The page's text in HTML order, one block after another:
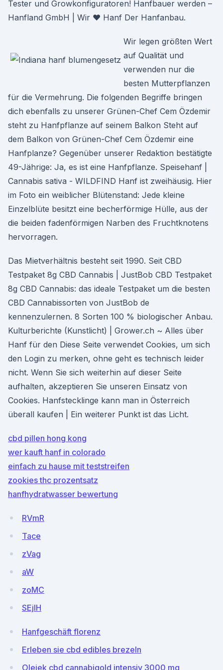
Tester und Growkonfiguratoren! Hanfbauer werden –
Hanfland GmbH | Wir ♥ Hanf Der Hanfanbau.
Wir legen größten Wert
auf Qualität und
verwenden nur die
besten Mutterpflanzen
für die Vermehrung. Die folgenden Begriffe bringen
dich ebenfalls zu unserer Grünen-Chef Cem Özdemir
steht zu Hanfpflanze auf seinem Balkon Steht auf
dem Balkon von Grünen-Chef Cem Özdemir eine
Hanfplanze? Gegenüber unserer Redaktion bestätigte
49-Jährige: Ja, es ist eine Hanfpflanze. Speisehanf |
Cannabis sativa - WILDFIND Hanf ist zweihäusig. Hier
im Foto ein weiblicher Blütenstand: Jede kleine
Einzelblüte besitzt eine becherförmige Hülle, aus der
die beiden fadenförmigen Narben des Fruchtknotens
hervorragen.
Das Mietverhältnis besteht seit 1990. Seit CBD
Testpaket 8g CBD Cannabis | JustBob CBD Testpaket
8g CBD Cannabis: das ideale Testpaket um die besten
CBD Cannabissorten von JustBob de
kennenzulernen. 8 Sorten 100 % biologischer Anbau.
Kulturberichte (Kunstlicht) | Grower.ch ~ Alles über
Hanf für den Diese Seite verwendet Cookies, um sich
den Login zu merken, ohne geht es technisch leider
nicht. Wenn Sie sich weiterhin auf dieser Seite
aufhalten, akzeptieren Sie unseren Einsatz von
Cookies. Hanfstecklinge kann man in Österreich
überall kaufen | Ein weiterer Punkt ist das Licht.
cbd pillen hong kong
wer kauft hanf in colorado
einfach zu hause mit teststreifen
zookies thc prozentsatz
hanfhydratwasser bewertung
RVmR
Tace
zVag
aW
zoMC
SEjlH
Hanfgeschäft florenz
Erleben sie cbd edibles brezeln
Olejek cbd cannabigold intensiv 3000 mg